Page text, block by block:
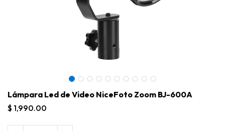
Lámpara Led de Video NiceFoto Zoom BJ-600A
$ 1,990.00